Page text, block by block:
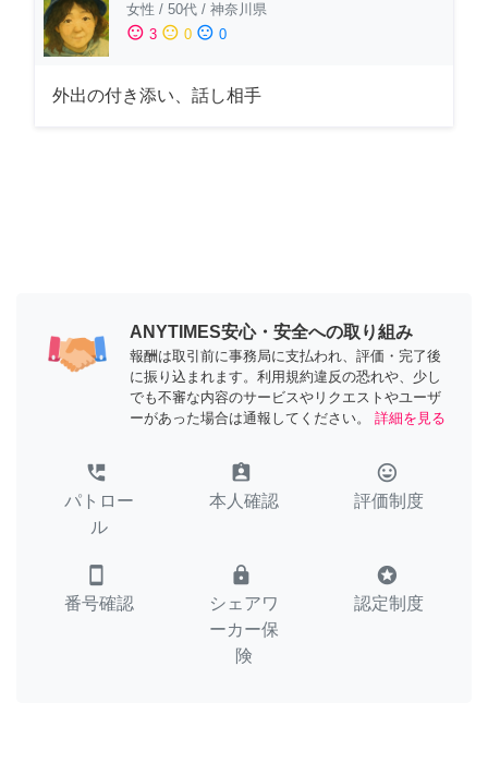
女性 / 50代 / 神奈川県
sentiment_satisfied 3 sentiment_neutral 0 sentiment_dissatisfied 0
外出の付き添い、話し相手
ANYTIMES安心・安全への取り組み
報酬は取引前に事務局に支払われ、評価・完了後
に振り込まれます。利用規約違反の恐れや、少し
でも不審な内容のサービスやリクエストやユーザ
ーがあった場合は通報してください。
詳細を見る
perm_phone_msg
パトロー
ル
assignment_ind
本人確認
tag_faces
評価制度
smartphone
番号確認
lock
シェアワ
ーカー保
険
stars
認定制度